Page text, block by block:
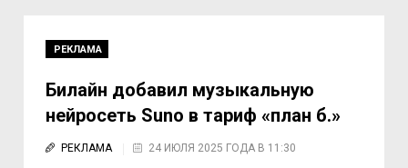
РЕКЛАМА
Билайн добавил музыкальную
нейросеть Suno в тариф «план б.»
РЕКЛАМА 24 ИЮЛЯ 2025 ГОДА В 11:30